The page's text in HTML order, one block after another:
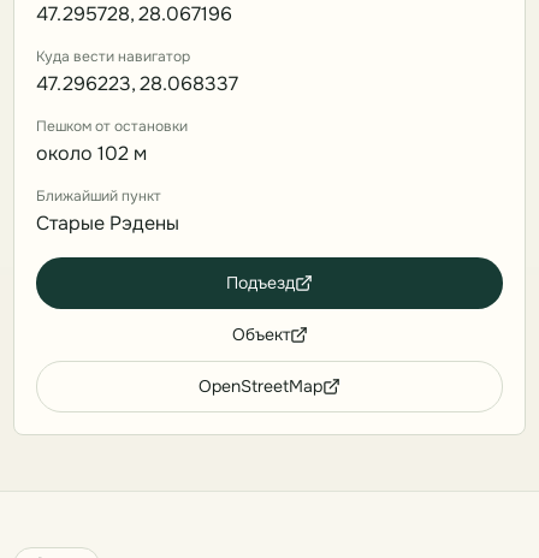
47.295728, 28.067196
Куда вести навигатор
47.296223, 28.068337
Пешком от остановки
около 102 м
Ближайший пункт
Старые Рэдены
Подъезд
Объект
OpenStreetMap